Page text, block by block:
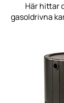
Här hittar
gasoldrivna